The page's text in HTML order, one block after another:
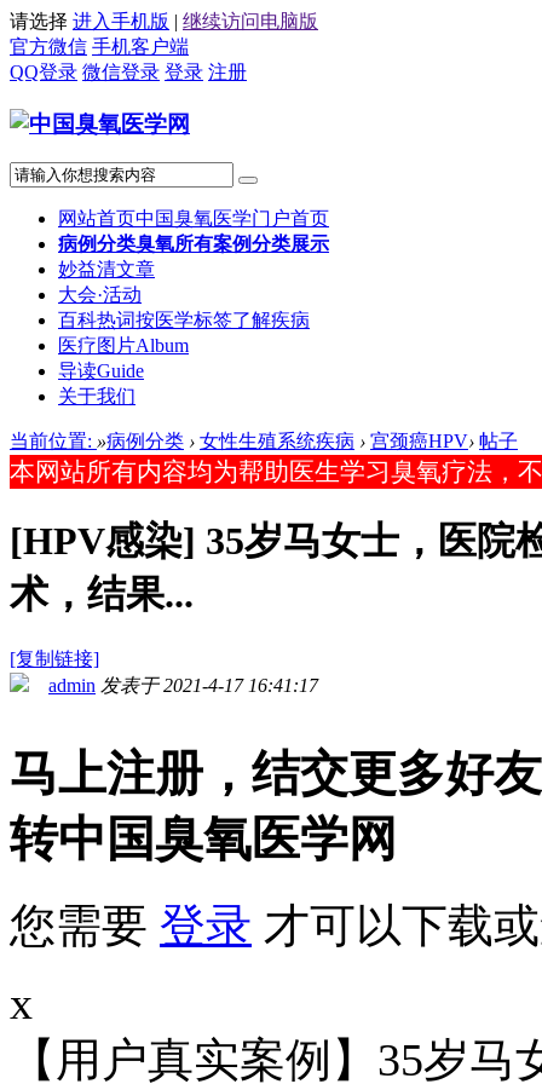
请选择 进入手机版 | 继续访问电脑版
官方微信 手机客户端
QQ登录 微信登录 登录 注册
网站首页中国臭氧医学门户首页
病例分类臭氧所有案例分类展示
妙益清文章
大会·活动
百科热词按医学标签了解疾病
医疗图片Album
导读Guide
关于我们
当前位置: »病例分类 › 女性生殖系统疾病 › 宫颈癌HPV› 帖子
本网站所有内容均为帮助医生学习臭氧疗法，
[HPV感染] 35岁马女士，医院
术，结果...
[复制链接]
admin 发表于 2021-4-17 16:41:17
马上注册，结交更多好
转中国臭氧医学网
您需要 登录 才可以下载
x
【用户真实案例】35岁